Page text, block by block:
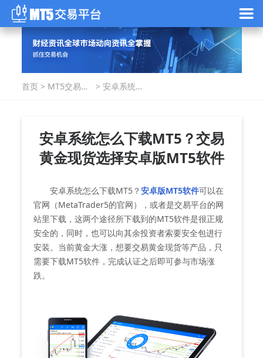
首页 > MT5交易指
> 安卓系统怎
择安卓版
MT5软件
安卓系统怎么下载MT5？交易
黄金现货选择安卓版MT5软件
安卓系统怎么下载MT5？安卓版MT5软件可以在
官网（MetaTrader5的官网），或者是交易平台的网
站里下载，这两个途径所下载到的MT5软件是很正规
安全的，同时，也可以向其余投资者索要安全包进行
安装。当前黄金大涨，想要交易黄金现货等产品，只
需要下载MT5软件，完成认证之后即可参与市场涨
跌。